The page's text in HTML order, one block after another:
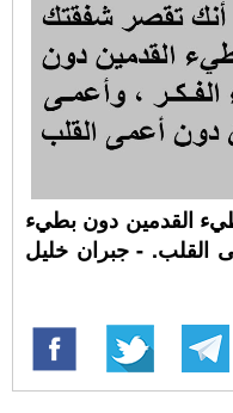
القدمين دون بطيء
القلب. - جبران خليل